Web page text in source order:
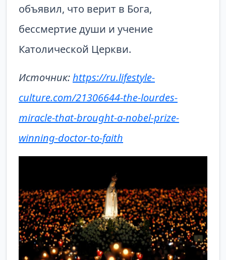
объявил, что верит в Бога,
бессмертие души и учение
Католической Церкви.
Источник:https://ru.lifestyle-
culture.com/21306644-the-lourdes-
miracle-that-brought-a-nobel-prize-
winning-doctor-to-faith